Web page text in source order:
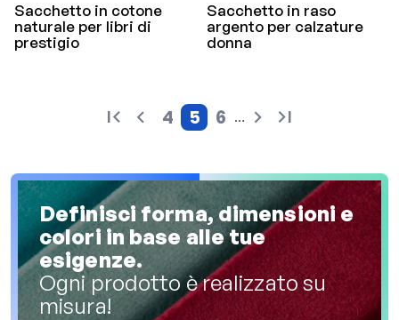
Sacchetto in cotone
naturale per libri di
prestigio
Sacchetto in raso
argento per calzature
donna
Pagina
4 Pagina attuale
5 Pagina
6 …
Definisci forma, dimensioni e
colori in base alle tue
esigenze.
Ogni prodotto è realizzato su
misura!